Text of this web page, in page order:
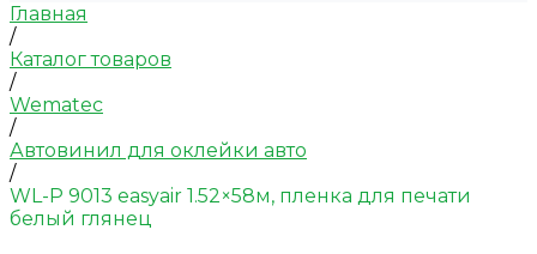
Главная
/
Каталог товаров
/
Wematec
/
Автовинил для оклейки авто
/
WL-P 9013 easyair 1.52×58м, пленка для печати
белый глянец